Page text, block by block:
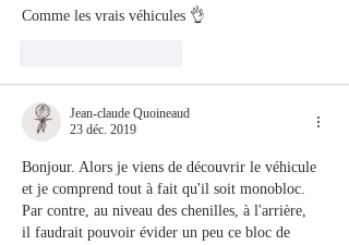
Comme les vrais véhicules 👌
Jean-claude Quoineaud
23 déc. 2019
Bonjour. Alors je viens de découvrir le véhicule
et je comprend tout à fait qu'il soit monobloc.
Par contre, au niveau des chenilles, à l'arrière,
il faudrait pouvoir évider un peu ce bloc de